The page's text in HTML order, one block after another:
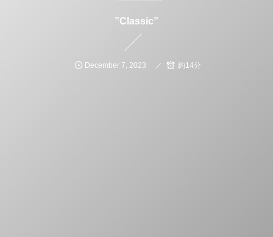
”Classic”
December 7, 2023 約14分